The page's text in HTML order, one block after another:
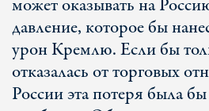
может оказывать на
давление, которое бы
урон Кремлю. Если бы
отказалась от торговых
России эта потеря была